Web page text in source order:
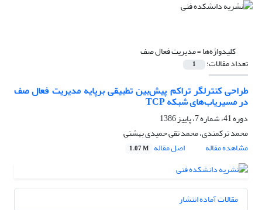
کلیدواژه‌ها =مدیریت فعال صف
تعداد مقالات: 1
طراحی کنترلگر تراکم پیش‌بین تطبیقی برپایه مدیریت فعال صف
در مسیریاب‌های شبکه TCP
دوره 41، شماره 7، پاییز 1386
محمد ترکمندی، محمد تقی حمیدی بهشتی
مشاهده مقاله
اصل مقاله 1.07 M
مقالات آماده انتشار